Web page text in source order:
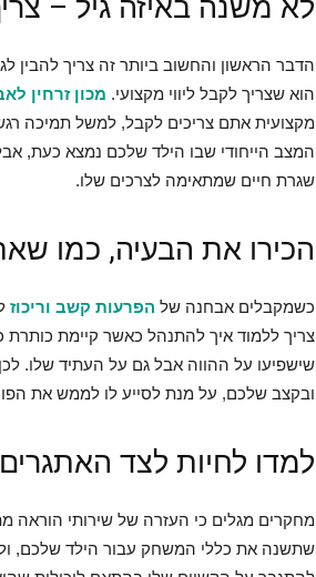
לא משנה באיזה גיל –
הדבר הראשון והחשוב ביותר זה צריך להבין
הוא שצריך לקבל ליווי מקצועי. מכון זרחין
מקצועית אתם צריכים לקבל, למשל תמיכה
המצב הייחודי שבו הילד שלכם נמצא כעת,
שגרת חיים שמתאימה לצרכים שלו.
הכירו את הבעיה, כמו
כשמקבלים אבחנה של הפרעות קשב וריכוז
צריך ללמוד איך להתנהל כאשר קיימת כותרת
שישפיעו על ההווה אבל גם על העתיד שלו.
ובקצב שלכם, על מנת לסייע לו לממש את
למדו לחיות לצד
מחקרים מגלים כי העזרה של שירותי הוראה
שתשנה את כללי המשחק עבור הילד שלכם,